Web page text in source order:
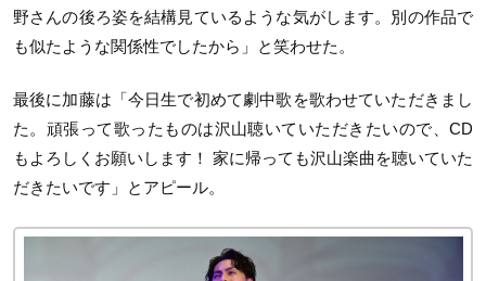
野さんの後ろ姿を結構見ているような気がします。別の作品で
も似たような関係性でしたから」と笑わせた。
最後に加藤は「今日生で初めて劇中歌を歌わせていただきまし
た。頑張って歌ったものは沢山聴いていただきたいので、CD
もよろしくお願いします！ 家に帰っても沢山楽曲を聴いていた
だきたいです」とアピール。